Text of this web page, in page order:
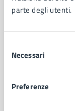
parte degli utenti.
delNecessari
Preferenze
Comunicati
Comunicati
VIVERE IL COMUNE
Elenco libri